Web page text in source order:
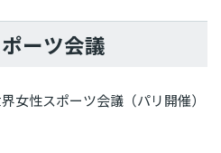
ーツ会議
女性スポーツ会議（パリ開催）